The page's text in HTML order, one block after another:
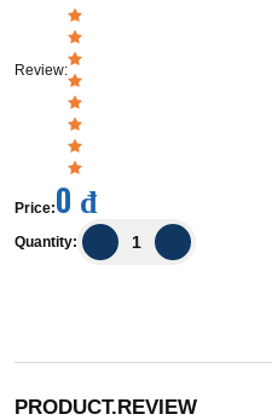
Review:
Price:0 đ
Quantity:
PRODUCT.REVIEW